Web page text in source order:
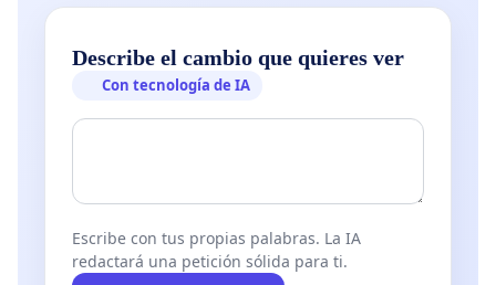
Describe el cambio que quieres ver
Con tecnología de IA
Escribe con tus propias palabras. La IA
redactará una petición sólida para ti.